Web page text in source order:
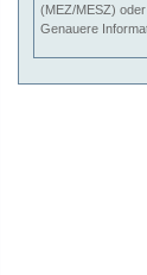
(MEZ/MESZ)
Genauere